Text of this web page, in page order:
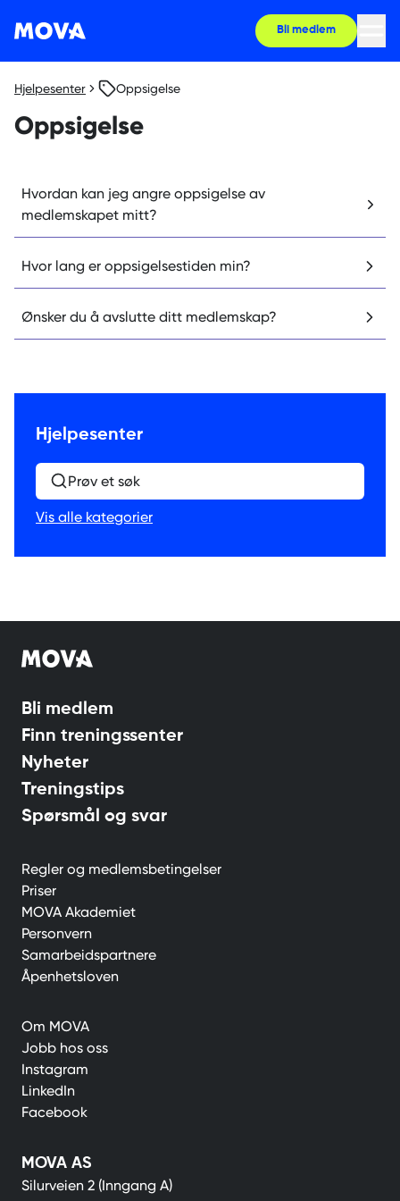
Bli medlem
Hjelpesenter Oppsigelse
Oppsigelse
Hvordan kan jeg angre oppsigelse av
medlemskapet mitt?
Hvor lang er oppsigelsestiden min?
Ønsker du å avslutte ditt medlemskap?
Hjelpesenter
Prøv et søk
Vis alle kategorier
Bli medlem
Finn treningssenter
Nyheter
Treningstips
Spørsmål og svar
Regler og medlemsbetingelser
Priser
MOVA Akademiet
Personvern
Samarbeidspartnere
Åpenhetsloven
Om MOVA
Jobb hos oss
Instagram
LinkedIn
Facebook
MOVA AS
Silurveien 2 (Inngang A)